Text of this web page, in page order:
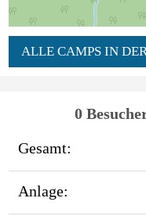
ALLE CAMPS IN
0
Gesamt:
Anlage: